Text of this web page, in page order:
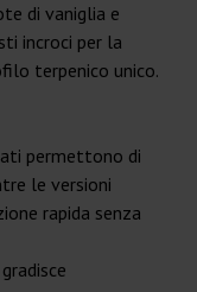
di vaniglia e
incroci per la
terpenico unico.
permettono di
le versioni
rapida senza